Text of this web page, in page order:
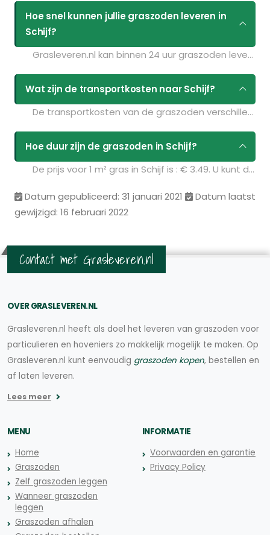
Hoe snel kunnen jullie graszoden leveren in
Schijf?
Grasleveren.nl kan binnen 24 uur graszoden leveren in Schijf. Als u bijvoorbeeld graszoden op maandag bestelt voor 11:30 kunt u ze de volgende dag geleverd krijgen. Kijk voor de actuele leverdagen op de pagina
Wat zijn de transportkosten naar Schijf?
De transportkosten van de graszoden verschillen per postcodegebied en zijn afhankelijk van de hoeveelheid graszoden die u bestelt. Bent u benieuwd naar de prijzen? Vul uw gegevens in op de pagina
Hoe duur zijn de graszoden in Schijf?
De prijs voor 1 m² gras in Schijf is : € 3.49. U kunt deze graszoden bestellen via de volgende link:
Datum gepubliceerd: 31 januari 2021
Datum laatst
gewijzigd: 16 februari 2022
Contact met Grasleveren.nl
OVER GRASLEVEREN.NL
Grasleveren.nl heeft als doel het leveren van graszoden voor
particulieren en hoveniers zo makkelijk mogelijk te maken. Op
Grasleveren.nl kunt eenvoudig graszoden kopen, bestellen en
af laten leveren.
Lees meer
MENU
Home
Graszoden
Zelf graszoden leggen
Wanneer graszoden
leggen
Graszoden afhalen
INFORMATIE
Voorwaarden en garantie
Privacy Policy